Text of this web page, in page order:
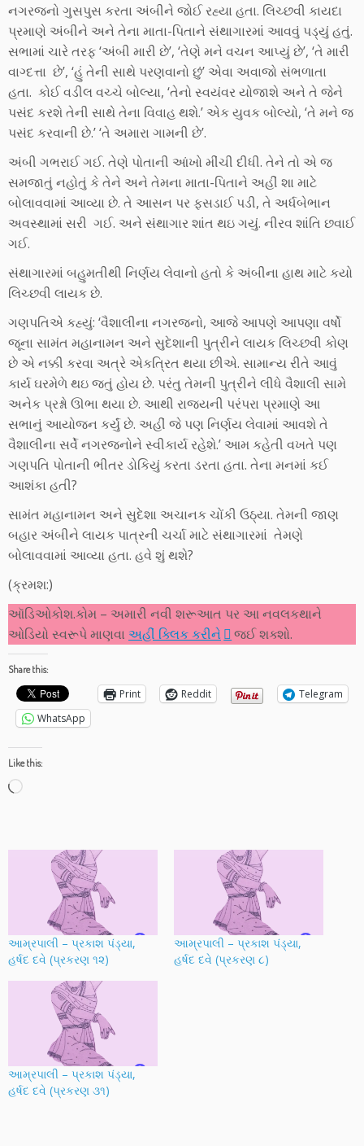
નગરજનો ગુસપુસ કરતા અંબીને જોઈ રહ્યા હતા. લિચ્છવી કાયદા
પ્રમાણે અંબીને અને તેના માતા-પિતાને સંથાગારમાં આવવું પડ્યું હતું.
સભામાં ચારે તરફ ‘અંબી મારી છે’, ‘તેણે મને વચન આપ્યું છે’, ‘તે મારી
વાગ્દત્તા છે’, ‘હું તેની સાથે પરણવાનો છું’ એવા અવાજો સંભળાતા
હતા. કોઈ વડીલ વચ્ચે બોલ્યા, ‘તેનો સ્વયંવર યોજાશે અને તે જેને
પસંદ કરશે તેની સાથે તેના વિવાહ થશે.’ એક યુવક બોલ્યો, ‘તે મને જ
પસંદ કરવાની છે.’ ‘તે અમારા ગામની છે’.
અંબી ગભરાઈ ગઈ. તેણે પોતાની આંખો મીંચી દીધી. તેને તો એ જ
સમજાતું નહોતું કે તેને અને તેમના માતા-પિતાને અહીં શા માટે
બોલાવવામાં આવ્યા છે. તે આસન પર ફસડાઈ પડી, તે અર્ધબેભાન
અવસ્થામાં સરી ગઈ. અને સંથાગાર શાંત થઇ ગયું. નીરવ શાંતિ છવાઈ
ગઈ.
સંથાગારમાં બહુમતીથી નિર્ણય લેવાનો હતો કે અંબીના હાથ માટે કયો
લિચ્છવી લાયક છે.
ગણપતિએ કહ્યું: ‘વૈશાલીના નગરજનો, આજે આપણે આપણા વર્ષો
જૂના સામંત મહાનામન અને સુદેશાની પુત્રીને લાયક લિચ્છવી કોણ
છે એ નક્કી કરવા અત્રે એકત્રિત થયા છીએ. સામાન્ય રીતે આવું
કાર્ય ઘરમેળે થઇ જતું હોય છે. પરંતુ તેમની પુત્રીને લીધે વૈશાલી સામે
અનેક પ્રશ્નો ઊભા થયા છે. આથી રાજ્યની પરંપરા પ્રમાણે આ
સભાનું આયોજન કર્યું છે. અહીં જે પણ નિર્ણય લેવામાં આવશે તે
વૈશાલીના સર્વે નગરજનોને સ્વીકાર્ય રહેશે.’ આમ કહેતી વખતે પણ
ગણપતિ પોતાની ભીતર ડોકિયું કરતા ડરતા હતા. તેના મનમાં કઈ
આશંકા હતી?
સામંત મહાનામન અને સુદેશા અચાનક ચોંકી ઉઠ્યા. તેમની જાણ
બહાર અંબીને લાયક પાત્રની ચર્ચા માટે સંથાગારમાં તેમણે
બોલાવવામાં આવ્યા હતા. હવે શું થશે?
(ક્રમશ:)
ઑડિઓકોશ.કોમ – અમારી નવી શરૂઆત પર આ નવલકથાને
ઓડિયો સ્વરૂપે માણવા અહીં ક્લિક કરીને જઈ શક્શો.
Share this:
Print Reddit
Telegram
WhatsApp
Like this:
Loading…
આમ્રપાલી – પ્રકાશ પંડ્યા,
હર્ષદ દવે (પ્રકરણ ૧૨)
આમ્રપાલી – પ્રકાશ પંડ્યા,
હર્ષદ દવે (પ્રકરણ ૮)
આમ્રપાલી – પ્રકાશ પંડ્યા,
હર્ષદ દવે (પ્રકરણ ૩૧)